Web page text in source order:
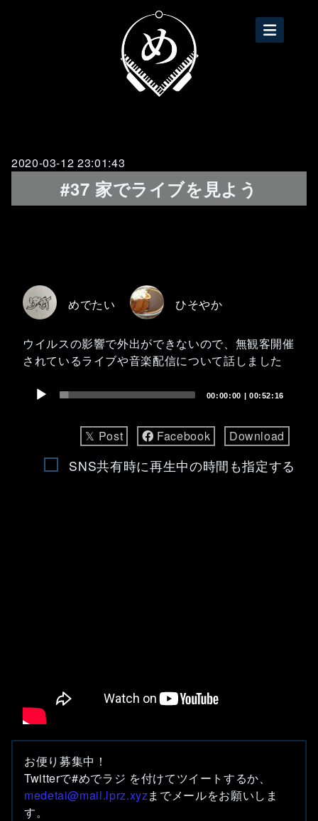
2020-03-12 23:01:43
#37 家でライブを見よう
めでたい ひそやか
ウイルスの影響で外出ができないので、無観客開催
されているライブや音楽配信について話しました
Audio
Player
00:00:00 | 00:52:16
𝕏 Post Facebook Download
SNS共有時に再生中の時間も指定する
お便り募集中！
Twitterで#めでラジ を付けてツイートするか、
medetai@mail.lprz.xyzまでメールをお願いしま
す。